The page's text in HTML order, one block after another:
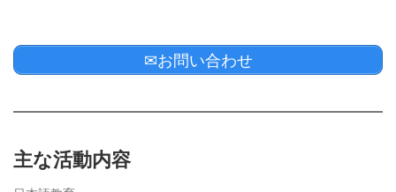
✉お問い合わせ
主な活動内容